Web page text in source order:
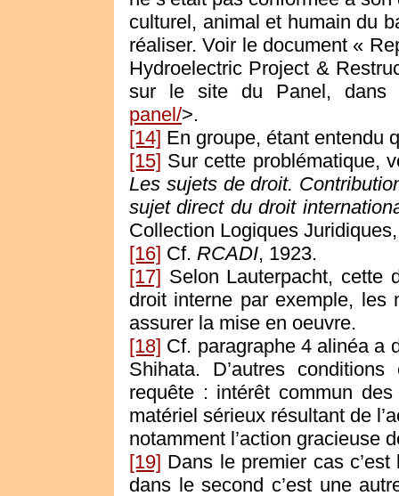
culturel, animal et humain du
réaliser. Voir le document «
Hydroelectric Project &
sur le site du Panel, dans
panel/>.
[14] En groupe, étant entendu
[15] Sur cette problématique,
Les sujets de droit.
sujet direct du droit
Collection Logiques
[16] Cf. RCADI, 1923.
[17] Selon Lauterpacht, cette
droit interne par exemple, les
assurer la mise en oeuvre.
[18] Cf. paragraphe 4 alinéa a
Shihata. D’autres
requête : intérêt commun
matériel sérieux résultant de
notamment l’action gracieuse
[19] Dans le premier cas
dans le second c’est une